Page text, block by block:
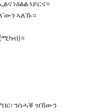
ነዕልል ነይርና።
ኣለኹ።
ንሰሓቕ ዝኸውን